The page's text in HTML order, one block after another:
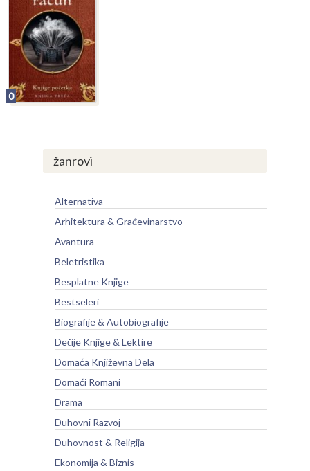
0
žanrovi
Alternativa
Arhitektura & Građevinarstvo
Avantura
Beletristika
Besplatne Knjige
Bestseleri
Biografije & Autobiografije
Dečije Knjige & Lektire
Domaća Književna Dela
Domaći Romani
Drama
Duhovni Razvoj
Duhovnost & Religija
Ekonomija & Biznis